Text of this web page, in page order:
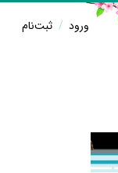
ورود / ثبت‌نام